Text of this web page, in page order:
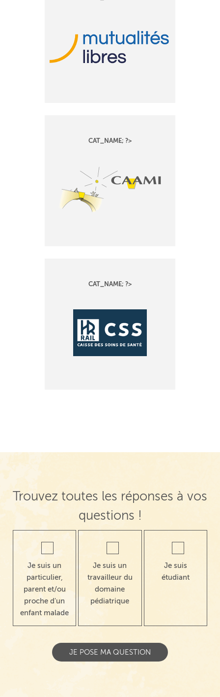
CAT_NAME; ?>
CAT_NAME; ?>
Trouvez toutes les réponses à vos
questions !
Je suis un
particulier,
parent et/ou
proche d'un
enfant malade
Je suis un
travailleur du
domaine
pédiatrique
Je suis
étudiant